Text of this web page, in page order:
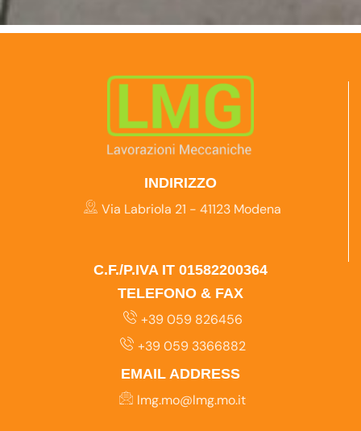
INDIRIZZO
Via Labriola 21 - 41123 Modena
C.F./P.IVA IT 01582200364
TELEFONO & FAX
+39 059 826456
+39 059 3366882
EMAIL ADDRESS
lmg.mo@lmg.mo.it